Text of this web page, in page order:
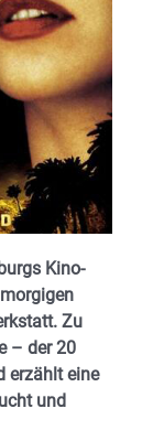
Kino-
Zu
– der 20
erzählt eine
und